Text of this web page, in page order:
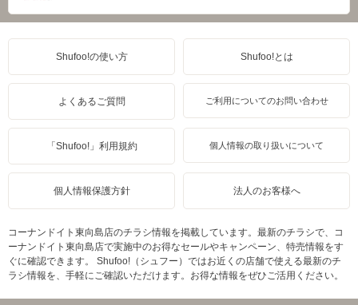
Shufoo!の使い方 Shufoo!とは
よくあるご質問 ご利用についてのお問い合わせ
「Shufoo!」利用規約 個人情報の取り扱いについて
個人情報保護方針 法人のお客様へ
コーナンドイト東向島店のチラシ情報を掲載しています。最新のチラシで、コ
ーナンドイト東向島店で実施中のお得なセールやキャンペーン、特売情報をす
ぐに確認できます。 Shufoo!（シュフー）ではお近くの店舗で使える最新のチ
ラシ情報を、手軽にご確認いただけます。お得な情報をぜひご活用ください。